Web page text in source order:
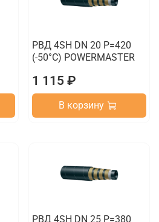
РВД 4SH DN 20 P=420
(-50°C) POWERMASTER
1 115 ₽
В корзину
РВД 4SH DN 25 P=380